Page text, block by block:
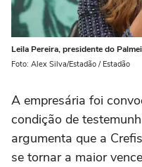
Leila Pereira, presidente do
Foto: Alex Silva/Estadão / Estadão
A empresária foi
condição de
argumenta que a
se tornar a maior